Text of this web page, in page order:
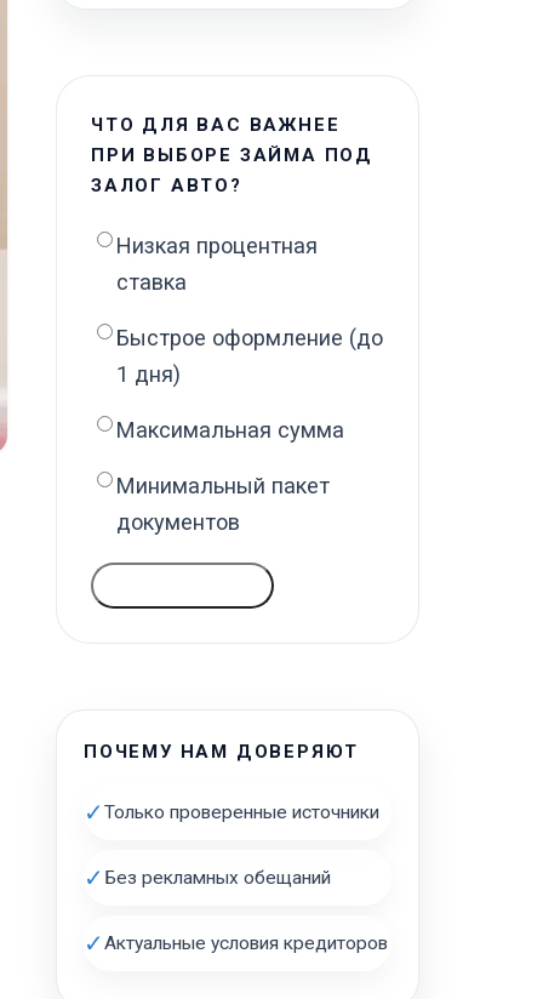
ЧТО ДЛЯ ВАС ВАЖНЕЕ
ПРИ ВЫБОРЕ ЗАЙМА ПОД
ЗАЛОГ АВТО?
Низкая процентная
ставка
Быстрое оформление (до
1 дня)
Максимальная сумма
Минимальный пакет
документов
ПОЧЕМУ НАМ ДОВЕРЯЮТ
✓Только проверенные источники
✓ Без рекламных обещаний
✓Актуальные условия кредиторов